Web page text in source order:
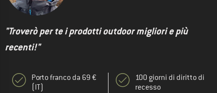
"Troverò per te i prodotti outdoor migliori e più
recenti!"
Porto franco da 69 €
(IT)
100 giorni di diritto di
recesso